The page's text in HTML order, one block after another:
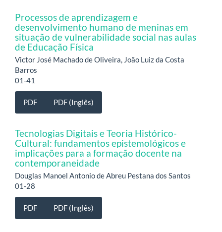
Processos de aprendizagem e
desenvolvimento humano de meninas em
situação de vulnerabilidade social nas aulas
de Educação Física
Victor José Machado de Oliveira, João Luiz da Costa
Barros
01-41
PDF PDF (Inglês)
Tecnologias Digitais e Teoria Histórico-
Cultural: fundamentos epistemológicos e
implicações para a formação docente na
contemporaneidade
Douglas Manoel Antonio de Abreu Pestana dos Santos
01-28
PDF PDF (Inglês)